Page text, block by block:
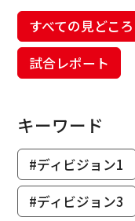
すべての見どこ
試合レポート
キーワード
#ディビジョン1
#ディビジョン3